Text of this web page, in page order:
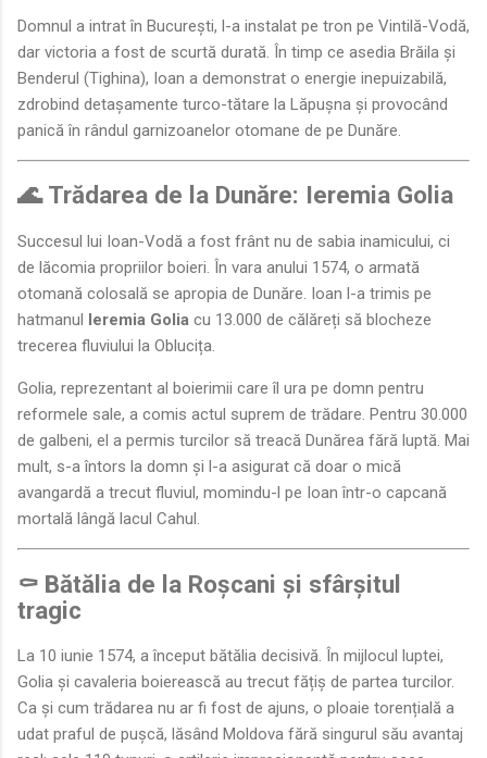
Domnul a intrat în București, l-a instalat pe tron pe Vintilă-Vodă,
dar victoria a fost de scurtă durată. În timp ce asedia Brăila și
Benderul (Tighina), Ioan a demonstrat o energie inepuizabilă,
zdrobind detașamente turco-tătare la Lăpușna și provocând
panică în rândul garnizoanelor otomane de pe Dunăre.
🌊 Trădarea de la Dunăre: Ieremia Golia
Succesul lui Ioan-Vodă a fost frânt nu de sabia inamicului, ci
de lăcomia propriilor boieri. În vara anului 1574, o armată
otomană colosală se apropia de Dunăre. Ioan l-a trimis pe
hatmanul Ieremia Golia cu 13.000 de călăreți să blocheze
trecerea fluviului la Oblucița.
Golia, reprezentant al boierimii care îl ura pe domn pentru
reformele sale, a comis actul suprem de trădare. Pentru 30.000
de galbeni, el a permis turcilor să treacă Dunărea fără luptă. Mai
mult, s-a întors la domn și l-a asigurat că doar o mică
avangardă a trecut fluviul, momindu-l pe Ioan într-o capcană
mortală lângă lacul Cahul.
⚰️ Bătălia de la Roșcani și sfârșitul
tragic
La 10 iunie 1574, a început bătălia decisivă. În mijlocul luptei,
Golia și cavaleria boierească au trecut fățiș de partea turcilor.
Ca și cum trădarea nu ar fi fost de ajuns, o ploaie torențială a
udat praful de pușcă, lăsând Moldova fără singurul său avantaj